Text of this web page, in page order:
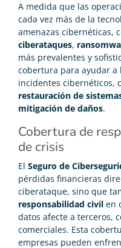
A medida que las
cada vez más de la
amenazas cibernéticas,
ciberataques,
más prevalentes y
cobertura para ayudar a
incidentes cibernéticos,
restauración de
mitigación de daños.
Cobertura de
de crisis
El Seguro de
pérdidas financieras
ciberataque, sino que
responsabilidad civil en
datos afecte a terceros,
comerciales. Esta
empresas pueden